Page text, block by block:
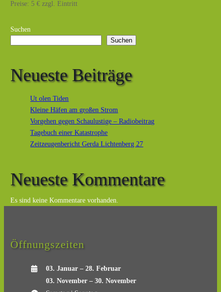
Preise: 5 € zzgl. Eintritt
Suchen
Suchen
Neueste Beiträge
Ut olen Tiden
Kleine Häfen am großen Strom
Vorgehen gegen Schaulustige – Radiobeitrag
Tagebuch einer Katastrophe
Zeitzeugenbericht Gerda Lichtenberg 27
Neueste Kommentare
Es sind keine Kommentare vorhanden.
Öffnungszeiten
03. Januar – 28. Februar
03. November – 30. November